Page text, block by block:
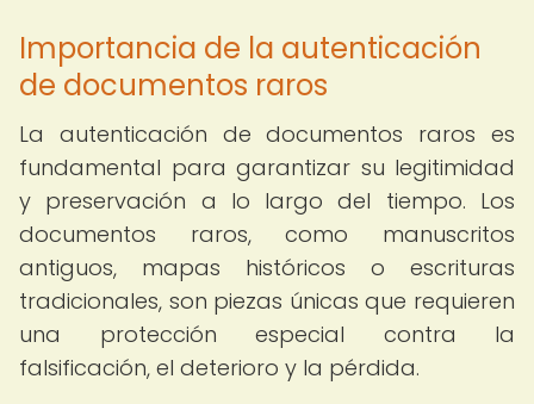
Importancia de la autenticación
de documentos raros
La autenticación de documentos raros es
fundamental para garantizar su legitimidad
y preservación a lo largo del tiempo. Los
documentos raros, como manuscritos
antiguos, mapas históricos o escrituras
tradicionales, son piezas únicas que requieren
una protección especial contra la
falsificación, el deterioro y la pérdida.